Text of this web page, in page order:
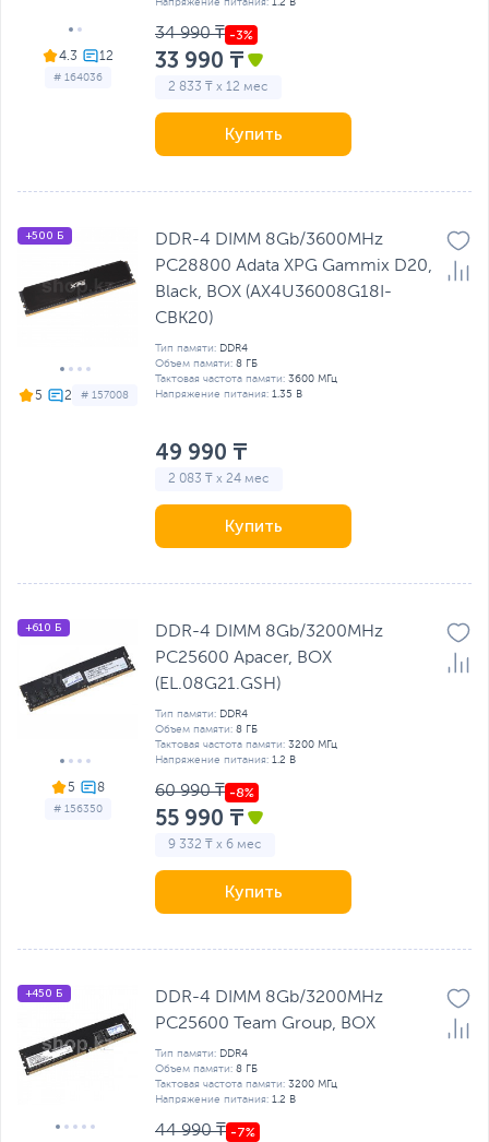
4.3
# 164036
Напряжение питания: 1.2 В
34 990 ₸
33 990 ₸
2 833 ₸ x 12 мес
Купить
5 # 157008
+500 Б
DDR-4 DIMM 8Gb/3600MHz
PC28800 Adata XPG Gammix D20,
Black, BOX (AX4U36008G18I-
CBK20)
Тип памяти: DDR4
Объем памяти: 8 ГБ
Тактовая частота памяти: 3600 МГц
Напряжение питания: 1.35 В
49 990 ₸
2 083 ₸ x 24 мес
Купить
5
# 156350
+610 Б
DDR-4 DIMM 8Gb/3200MHz
PC25600 Apacer, BOX
(EL.08G21.GSH)
Тип памяти: DDR4
Объем памяти: 8 ГБ
Тактовая частота памяти: 3200 МГц
Напряжение питания: 1.2 В
60 990 ₸
55 990 ₸
9 332 ₸ x 6 мес
Купить
+450 Б
DDR-4 DIMM 8Gb/3200MHz
PC25600 Team Group, BOX
Тип памяти: DDR4
Объем памяти: 8 ГБ
Тактовая частота памяти: 3200 МГц
Напряжение питания: 1.2 В
44 990 ₸